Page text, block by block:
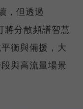
，但透過
將分散頻譜智慧
衡與備援，大
與高流量場景